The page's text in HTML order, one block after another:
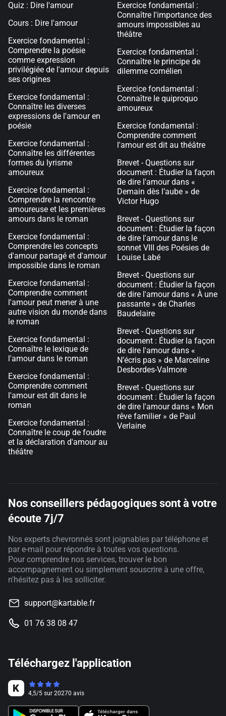
Quiz : Dire l'amour
Cours : Dire l'amour
Exercice fondamental :
Comprendre la poésie
comme expression
privilégiée de l'amour depuis
ses origines
Exercice fondamental :
Connaître les diverses
expressions de l'amour en
poésie
Exercice fondamental :
Connaître les différentes
formes du lyrisme
amoureux
Exercice fondamental :
Comprendre la rencontre
amoureuse et les premières
amours dans le roman
Exercice fondamental :
Comprendre les concepts
d'amour partagé et d'amour
impossible dans le roman
Exercice fondamental :
Comprendre comment
l'amour peut mener à une
autre vision du monde dans
le roman
Exercice fondamental :
Connaître le lexique de
l'amour dans le roman
Exercice fondamental :
Comprendre comment
l'amour est dit dans le
roman
Exercice fondamental :
Connaître le coup de foudre
et la déclaration d'amour au
théâtre
Exercice fondamental :
Connaître l'importance des
amours impossibles au
théâtre
Exercice fondamental :
Connaître le principe de
dilemme cornélien
Exercice fondamental :
Connaître le quiproquo
amoureux
Exercice fondamental :
Comprendre comment
l'amour est dit au théâtre
Brevet - Questions sur
document : Étudier la façon
de dire l'amour dans «
Demain dès l’aube » de
Victor Hugo
Brevet - Questions sur
document : Étudier la façon
de dire l'amour dans le
sonnet VIII des Poésies de
Louise Labé
Brevet - Questions sur
document : Étudier la façon
de dire l'amour dans « À une
passante » de Charles
Baudelaire
Brevet - Questions sur
document : Étudier la façon
de dire l'amour dans «
N’écris pas » de Marceline
Desbordes-Valmore
Brevet - Questions sur
document : Étudier la façon
de dire l'amour dans « Mon
rêve familier » de Paul
Verlaine
Nos conseillers pédagogiques sont à votre
écoute 7j/7
Nos experts chevronnés sont joignables par téléphone et
par e-mail pour répondre à toutes vos questions.
Pour comprendre nos services, trouver le bon
accompagnement ou simplement souscrire à une offre,
n'hésitez pas à les solliciter.
support@kartable.fr
01 76 38 08 47
Téléchargez l'application
4,5/5 sur 20270 avis